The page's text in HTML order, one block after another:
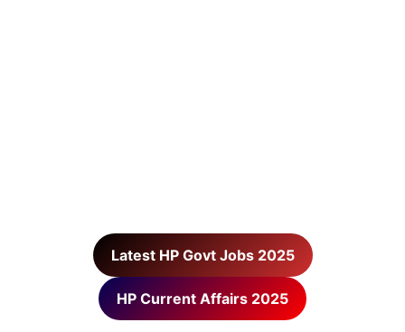
Latest HP Govt Jobs 2025
HP Current Affairs 2025